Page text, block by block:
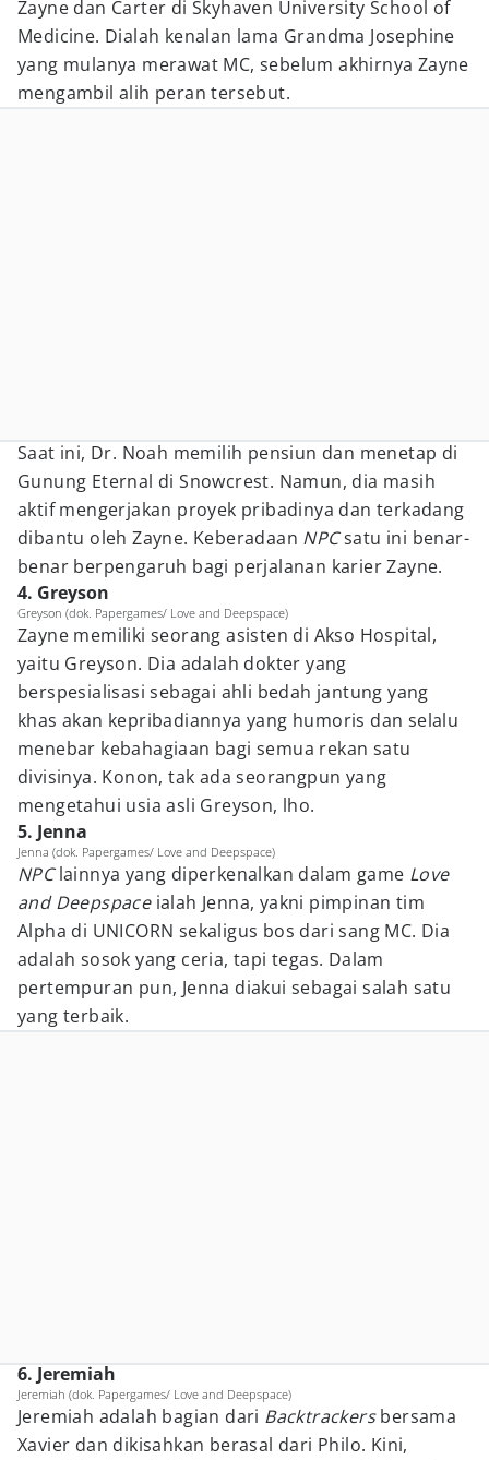
Zayne dan Carter di Skyhaven University School of
Medicine. Dialah kenalan lama Grandma Josephine
yang mulanya merawat MC, sebelum akhirnya Zayne
mengambil alih peran tersebut.
Saat ini, Dr. Noah memilih pensiun dan menetap di
Gunung Eternal di Snowcrest. Namun, dia masih
aktif mengerjakan proyek pribadinya dan terkadang
dibantu oleh Zayne. Keberadaan NPCsatu ini benar-
benar berpengaruh bagi perjalanan karier Zayne.
4. Greyson
Greyson (dok. Papergames/ Love and Deepspace)
Zayne memiliki seorang asisten di Akso Hospital,
yaitu Greyson. Dia adalah dokter yang
berspesialisasi sebagai ahli bedah jantung yang
khas akan kepribadiannya yang humoris dan selalu
menebar kebahagiaan bagi semua rekan satu
divisinya. Konon, tak ada seorangpun yang
mengetahui usia asli Greyson, lho.
5. Jenna
Jenna (dok. Papergames/ Love and Deepspace)
NPClainnya yang diperkenalkan dalam game Love
and Deepspace ialah Jenna, yakni pimpinan tim
Alpha di UNICORN sekaligus bos dari sang MC. Dia
adalah sosok yang ceria, tapi tegas. Dalam
pertempuran pun, Jenna diakui sebagai salah satu
yang terbaik.
6. Jeremiah
Jeremiah (dok. Papergames/ Love and Deepspace)
Jeremiah adalah bagian dari Backtrackersbersama
Xavier dan dikisahkan berasal dari Philo. Kini,